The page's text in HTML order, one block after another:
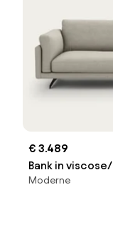
€ 3.489
Bank in
Moderne